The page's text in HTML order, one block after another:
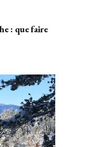
: que faire